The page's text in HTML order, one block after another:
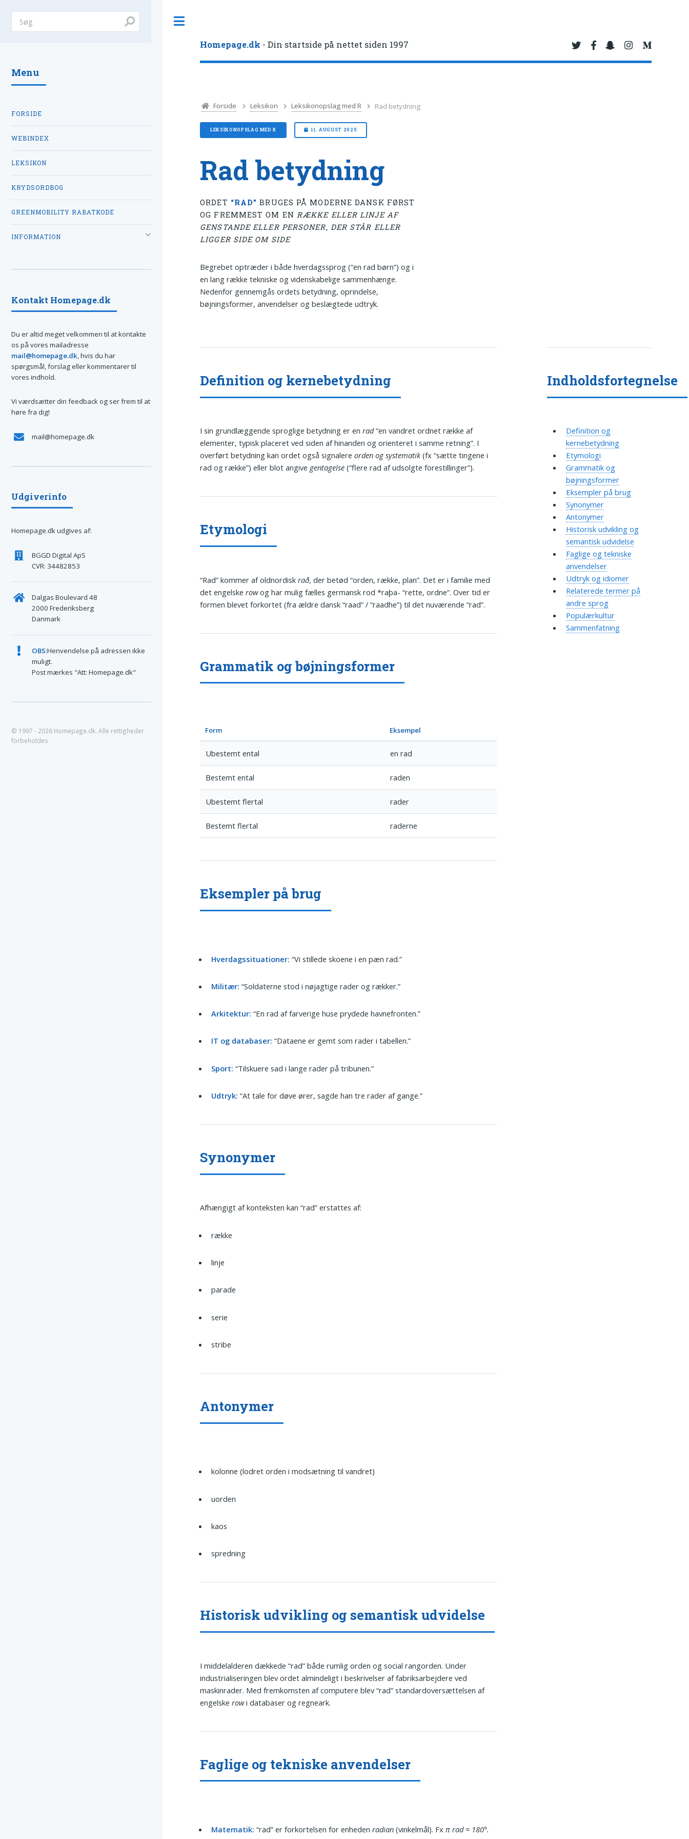
Homepage.dk - Din startside på nettet siden 1997
Forside Leksikon Leksikonopslag med R Rad betydning
LEKSIKONOPSLAG MED R 11. AUGUST 2025
Rad betydning
ORDET “RAD” BRUGES PÅ MODERNE DANSK FØRST
OG FREMMEST OM EN RÆKKE ELLER LINJE AF
GENSTANDE ELLER PERSONER, DER STÅR ELLER
LIGGER SIDE OM SIDE
Begrebet optræder i både hverdagssprog (“en rad børn”) og i
en lang række tekniske og videnskabelige sammenhænge.
Nedenfor gennemgås ordets betydning, oprindelse,
bøjningsformer, anvendelser og beslægtede udtryk.
Definition og kernebetydning
I sin grundlæggende sproglige betydning er enrad“en vandret ordnet række af
elementer, typisk placeret ved siden af hinanden og orienteret i samme retning”. I
overført betydning kan ordet også signalereorden og systematik(fx “sætte tingene i
rad og række”) eller blot angive gentagelse (“flere rad af udsolgte forestillinger”).
Etymologi
“Rad” kommer af oldnordiskrað, der betød “orden, række, plan”. Det er i familie med
det engelskerowog har mulig fælles germansk rod *raþa- “rette, ordne”. Over tid er
formen blevet forkortet (fra ældre dansk “raad” / “raadhe”) til det nuværende “rad”.
Grammatik og bøjningsformer
Form Eksempel
Ubestemt ental en rad
Bestemt ental raden
Ubestemt flertal rader
Bestemt flertal raderne
Eksempler på brug
Hverdagssituationer: “Vi stillede skoene i en pæn rad.”
Militær: “Soldaterne stod i nøjagtige rader og rækker.”
Arkitektur: “En rad af farverige huse prydede havnefronten.”
IT og databaser: “Dataene er gemt som rader i tabellen.”
Sport: “Tilskuere sad i lange rader på tribunen.”
Udtryk: “At tale for døve ører, sagde han tre rader af gange.”
Synonymer
Afhængigt af konteksten kan “rad” erstattes af:
række
linje
parade
serie
stribe
Antonymer
kolonne (lodret orden i modsætning til vandret)
uorden
kaos
spredning
Historisk udvikling og semantisk udvidelse
I middelalderen dækkede “rad” både rumlig orden og social rangorden. Under
industrialiseringen blev ordet almindeligt i beskrivelser af fabriksarbejdere ved
maskinrader. Med fremkomsten af computere blev “rad” standardoversættelsen af
engelskerowi databaser og regneark.
Faglige og tekniske anvendelser
Matematik: “rad” er forkortelsen for enhedenradian (vinkelmål). Fxπ rad ≈ 180°.
Indholdsfortegnelse
Definition og
kernebetydning
Etymologi
Grammatik og
bøjningsformer
Eksempler på brug
Synonymer
Antonymer
Historisk udvikling og
semantisk udvidelse
Faglige og tekniske
anvendelser
Udtryk og idiomer
Relaterede termer på
andre sprog
Populærkultur
Sammenfatning
Menu
FORSIDE
WEBINDEX
LEKSIKON
KRYDSORDBOG
GREENMOBILITY RABATKODE
INFORMATION
Kontakt Homepage.dk
Du er altid meget velkommen til at kontakte
os på vores mailadresse
mail@homepage.dk, hvis du har
spørgsmål, forslag eller kommentarer til
vores indhold.
Vi værdsætter din feedback og ser frem til at
høre fra dig!
mail@homepage.dk
Udgiverinfo
Homepage.dk udgives af:
BGGD Digital ApS
CVR: 34482853
Dalgas Boulevard 48
2000 Frederiksberg
Danmark
OBS:Henvendelse på adressen ikke
muligt.
Post mærkes "Att: Homepage.dk"
© 1997 - 2026 Homepage.dk. Alle rettigheder
forbeholdes